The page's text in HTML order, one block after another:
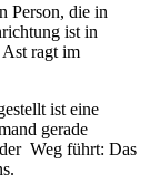
Person, die in
ist in
ragt im
ist eine
gerade
Weg führt: Das